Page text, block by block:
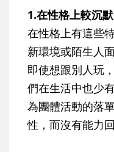
1.在性格上較沉
在性格上有這些
新環境或陌生人
即使想跟別人玩
們在生活中也少
為團體活動的落
性，而沒有能力